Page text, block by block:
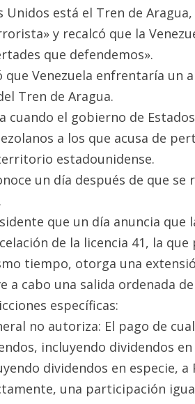
Unidos está el Tren de
y recalcó que la
que defendemos».
que Venezuela enfrentaría un
Tren de Aragua.
cuando el gobierno de
a los que acusa de
estadounidense.
un día después de que
que un día anuncia que
de la licencia 41, la
tiempo, otorga una
a cabo una salida ordenada
específicas:
no autoriza: El pago de
incluyendo dividendos
dividendos en especie, a
una participación